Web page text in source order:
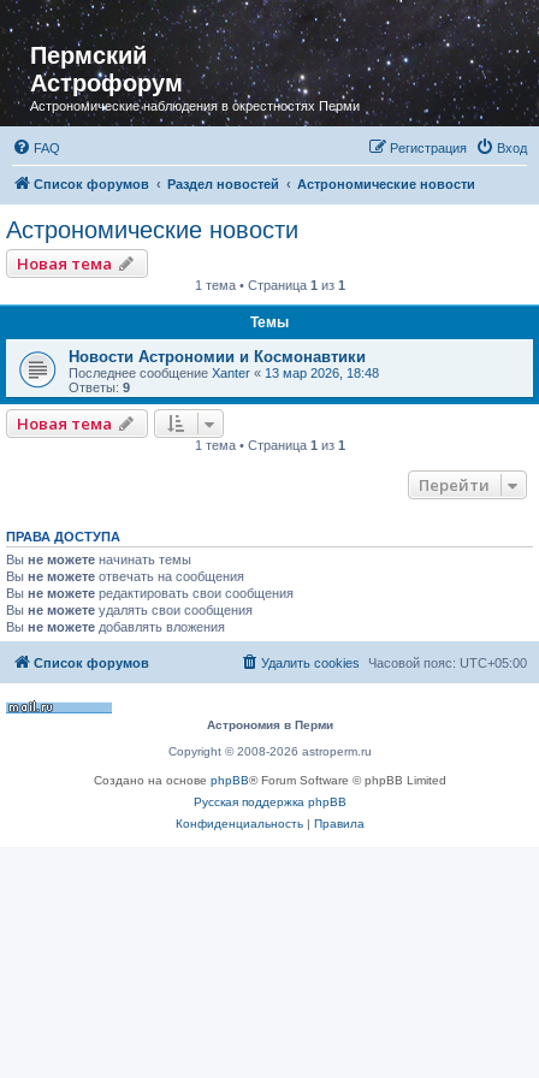
Пермский
Астрофорум
Астрономические наблюдения в окрестностях Перми
FAQ Вход
Регистрация
Список форумов Раздел новостей Астрономические новости
Астрономические новости
Новая тема
1 тема • Страница 1 из 1
Темы
Новости Астрономии и Космонавтики
Последнее сообщение Xanter « 13 мар 2026, 18:48
Ответы: 9
Новая тема
1 тема • Страница 1 из 1
Перейти
ПРАВА ДОСТУПА
Вы не можете начинать темы
Вы не можете отвечать на сообщения
Вы не можете редактировать свои сообщения
Вы не можете удалять свои сообщения
Вы не можете добавлять вложения
Список форумов Часовой пояс: UTC+05:00
Удалить cookies
Астрономия в Перми
Copyright © 2008-2026 astroperm.ru
Создано на основе phpBB® Forum Software © phpBB Limited
Русская поддержка phpBB
Конфиденциальность| Правила